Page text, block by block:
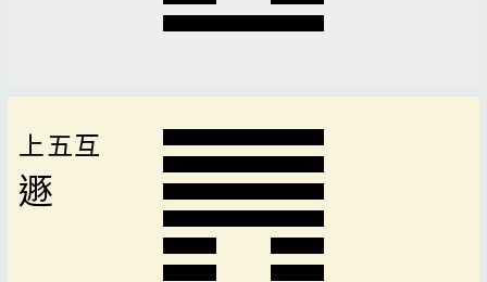
上五互
遯